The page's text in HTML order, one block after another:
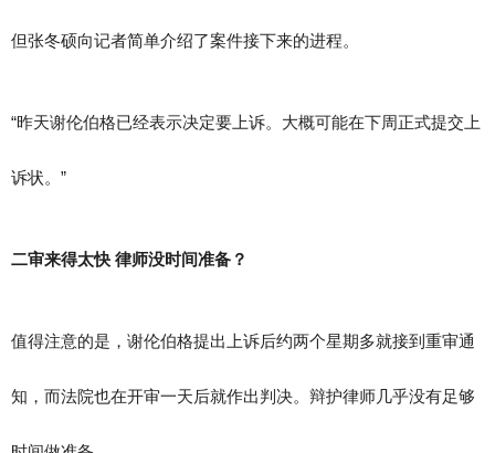
但张冬硕向记者简单介绍了案件接下来的进程。
“昨天谢伦伯格已经表示决定要上诉。大概可能在下周正式提交上
诉状。”
二审来得太快 律师没时间准备？
值得注意的是，谢伦伯格提出上诉后约两个星期多就接到重审通
知，而法院也在开审一天后就作出判决。辩护律师几乎没有足够